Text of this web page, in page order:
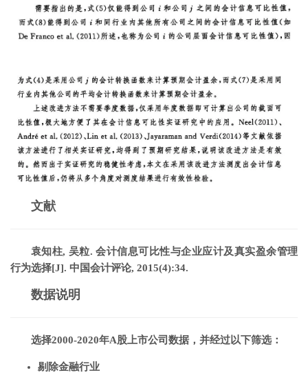
文献
袁知柱, 吴粒. 会计信息可比性与企业应计及真实盈余管理
行为选择[J]. 中国会计评论, 2015(4):34.
数据说明
选择2000-2020年A股上市公司数据，并经过以下筛选：
剔除金融行业